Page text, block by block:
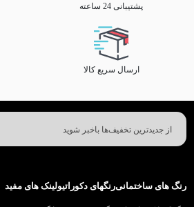
پشتیبانی 24 ساعته
ارسال سریع کالا
رنگ های ساختمانیرنگهای دکوراتیولینک های مفید